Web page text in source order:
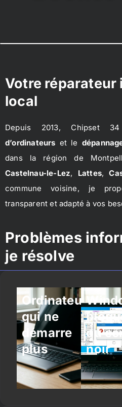
Votre
local
Depuis 2013, Chipset
d’ordinateurs et le
dans la région de
Castelnau-le-Lez, Lattes,
commune voisine, je
transparent et adapté à vos
Problèmes
je résolve
Ordinateur
qui ne
démarre
plus
ou
noir